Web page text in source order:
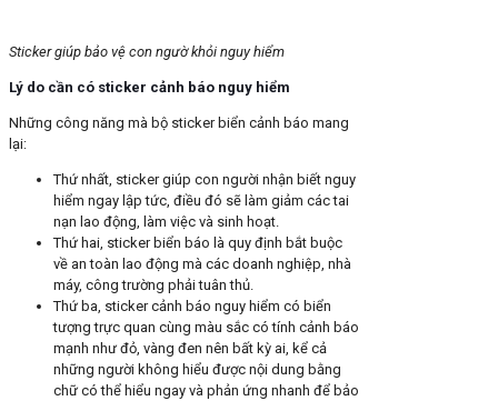
Sticker giúp bảo vệ con ngườ khỏi nguy hiểm
Lý do cần có sticker cảnh báo nguy hiểm
Những công năng mà bộ sticker biển cảnh báo mang
lại:
Thứ nhất, sticker giúp con người nhận biết nguy
hiểm ngay lập tức, điều đó sẽ làm giảm các tai
nạn lao động, làm việc và sinh hoạt.
Thứ hai, sticker biển báo là quy định bắt buộc
về an toàn lao động mà các doanh nghiệp, nhà
máy, công trường phải tuân thủ.
Thứ ba, sticker cảnh báo nguy hiểm có biển
tượng trực quan cùng màu sắc có tính cảnh báo
mạnh như đỏ, vàng đen nên bất kỳ ai, kể cả
những người không hiểu được nội dung bằng
chữ có thể hiểu ngay và phản ứng nhanh để bảo